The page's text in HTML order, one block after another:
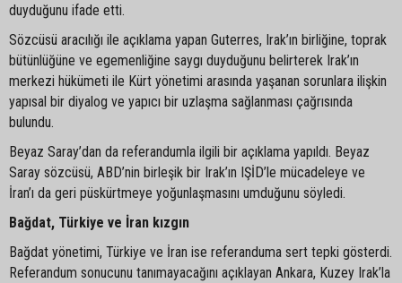
duyduğunu ifade etti.
Sözcüsü aracılığı ile açıklama yapan Guterres, Irak’ın birliğine, toprak
bütünlüğüne ve egemenliğine saygı duyduğunu belirterek Irak’ın
merkezi hükümeti ile Kürt yönetimi arasında yaşanan sorunlara ilişkin
yapısal bir diyalog ve yapıcı bir uzlaşma sağlanması çağrısında
bulundu.
Beyaz Saray’dan da referandumla ilgili bir açıklama yapıldı. Beyaz
Saray sözcüsü, ABD’nin birleşik bir Irak’ın IŞİD’le mücadeleye ve
İran’ı da geri püskürtmeye yoğunlaşmasını umduğunu söyledi.
Bağdat, Türkiye ve İran kızgın
Bağdat yönetimi, Türkiye ve İran ise referanduma sert tepki gösterdi.
Referandum sonucunu tanımayacağını açıklayan Ankara, Kuzey Irak’la